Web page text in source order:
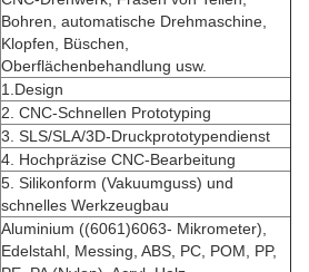
Bohren, automatische Drehmaschine,
Klopfen, Büschen,
Oberflächenbehandlung usw.
1.Design
2. CNC-Schnellen Prototyping
3. SLS/SLA/3D-Druckprototypendienst
4. Hochpräzise CNC-Bearbeitung
5. Silikonform (Vakuumguss) und
schnelles Werkzeugbau
Aluminium ((6061)6063- Mikrometer),
Edelstahl, Messing, ABS, PC, POM, PP,